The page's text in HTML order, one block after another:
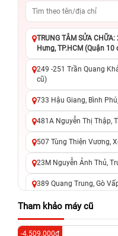
TRUNG TÂM SỬA
Hưng, TP.HCM (Quận 10
249 -251 Trần Quang
cũ)
733 Hậu Giang, Bình
481A Nguyễn Thị Thập,
507 Tùng Thiện Vương,
23M Nguyễn Ảnh Thủ,
389 Quang Trung, Gò
625 - 625A Âu Cơ, Tân
326 Lê Văn Việt, Tăng
Tham khảo máy cũ
-4.509.000đ